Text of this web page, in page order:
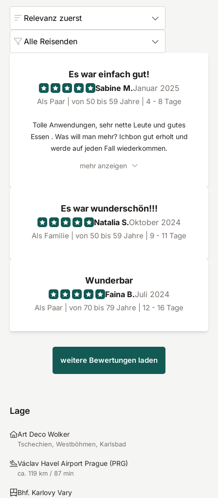
Relevanz zuerst
Alle Reisenden
Es war einfach gut!
Sabine M.Januar 2025
Als Paar | von 50 bis 59 Jahre | 4 - 8 Tage
Tolle Anwendungen, sehr nette Leute und gutes
Essen . Was will man mehr? Ichbon gut erholt und
werde auf jeden Fall wiederkommen.
mehr anzeigen
Es war wunderschön!!!
Natalia S.Oktober 2024
Als Familie | von 50 bis 59 Jahre | 9 - 11 Tage
Wunderbar
Faina B.Juli 2024
Als Paar | von 70 bis 79 Jahre | 12 - 16 Tage
weitere Bewertungen laden
Lage
Art Deco Wolker
Tschechien, Westböhmen, Karlsbad
Václav Havel Airport Prague (PRG)
ca. 119 km / 87 min
Bhf. Karlovy Vary